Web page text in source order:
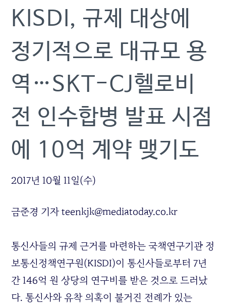
KISDI, 규제 대상에
정기적으로 대규모 용
역…SKT-CJ헬로비
전 인수합병 발표 시점
에 10억 계약 맺기도
2017년 10월 11일(수)
금준경 기자 teenkjk@mediatoday.co.kr
통신사들의 규제 근거를 마련하는 국책연구기관 정
보통신정책연구원(KISDI)이 통신사들로부터 7년
간 146억 원 상당의 연구비를 받은 것으로 드러났
다. 통신사와 유착 의혹이 불거진 전례가 있는